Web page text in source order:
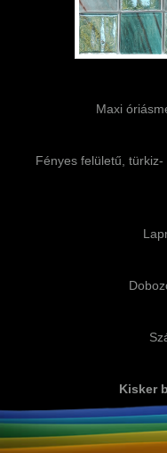
Maxi
Fényes felületű,
Kisker